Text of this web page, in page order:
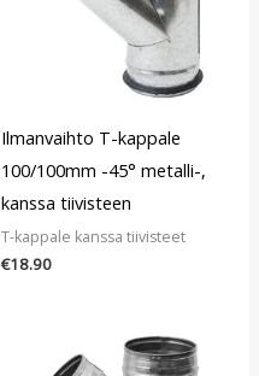
Ilmanvaihto T-kappale
100/100mm -45° metalli-,
kanssa tiivisteen
T-kappale kanssa tiivisteet
€18.90